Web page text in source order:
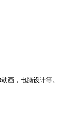
画，电脑设计等。